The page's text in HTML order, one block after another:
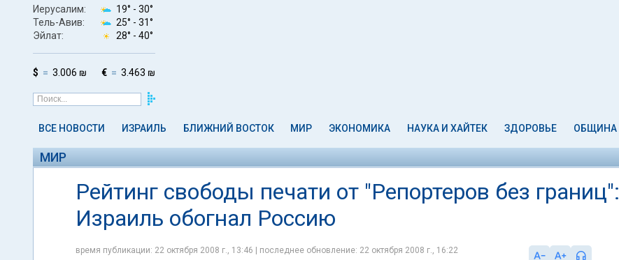
Иерусалим: 19° - 30°
Тель-Авив:
25° - 31°
Эйлат:
28° - 40°
$ 3.006 ₪ € 3.463 ₪
ВСЕ НОВОСТИ ИЗРАИЛЬ БЛИЖНИЙ ВОСТОК МИР ЭКОНОМИКА НАУКА И ХАЙТЕК ЗДОРОВЬЕ ОБЩИНА
МИР
Рейтинг свободы печати от "Репортеров без границ":
Израиль обогнал Россию
время публикации: 22 октября 2008 г., 13:46 | последнее обновление: 22 октября 2008 г., 16:22